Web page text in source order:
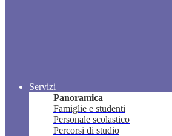
Servizi
Panoramica
Famiglie e studenti
Personale scolastico
Percorsi di studio